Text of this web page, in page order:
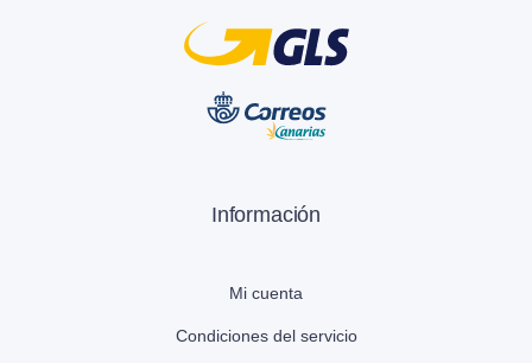
Información
Mi cuenta
Condiciones del servicio